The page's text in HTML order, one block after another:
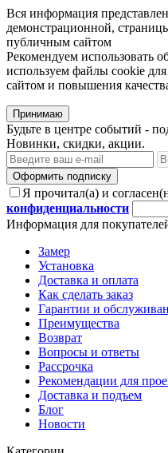
Вся информация
демонстрационной,
публичным сайтом
Рекомендуем использовать
используем файлы cookie
сайтом и повышения
Принимаю
Будьте в центре событий -
Новинки, скидки, акции.
Оформить подписку
Я прочитал(а) и
конфиденциальности
Информация для
Замер
Установка
Доставка и оплата
Как сделать заказ
Гарантии и
Преимущества
Возврат
Вопросы и ответы
Рассрочка
Рекомендации для
Доставка и подъем
Блог
Новости